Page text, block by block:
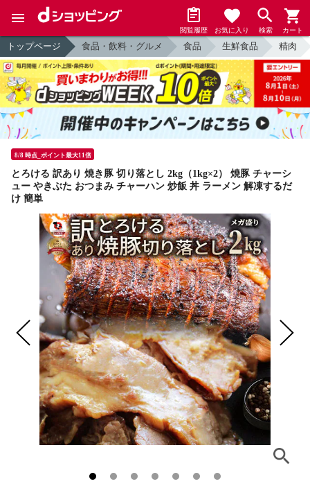
閲覧履歴 お気に入り 検索 カート
トップページ 食品・飲料・グルメ 食品 生鮮食品 精肉
8/8 時点_ポイント最大11倍
とろける 訳あり 焼き豚 切り落とし 2kg（1kg×2） 焼豚 チャーシ
ュー やきぶた おつまみ チャーハン 炒飯 丼 ラーメン 解凍するだ
け 簡単